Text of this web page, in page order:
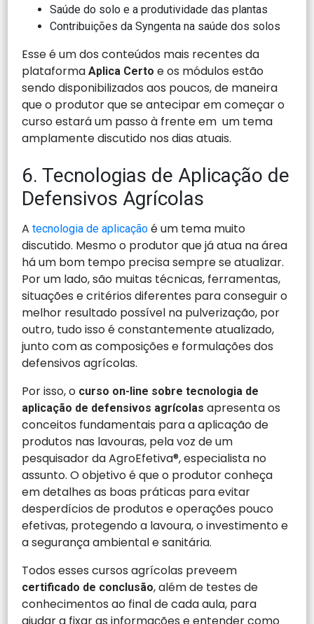
Saúde do solo e a produtividade das plantas
Contribuições da Syngenta na saúde dos solos
Esse é um dos conteúdos mais recentes da
plataformaAplica Certoe os módulos estão
sendo disponibilizados aos poucos, de maneira
que o produtor que se antecipar em começar o
curso estará um passo à frente em um tema
amplamente discutido nos dias atuais.
6. Tecnologias de Aplicação de
Defensivos Agrícolas
Atecnologia de aplicação é um tema muito
discutido. Mesmo o produtor que já atua na área
há um bom tempo precisa sempre se atualizar.
Por um lado, são muitas técnicas, ferramentas,
situações e critérios diferentes para conseguir o
melhor resultado possível na pulverização, por
outro, tudo isso é constantemente atualizado,
junto com as composições e formulações dos
defensivos agrícolas.
Por isso, o curso on-line sobre tecnologia de
aplicação de defensivos agrícolas apresenta os
conceitos fundamentais para a aplicação de
produtos nas lavouras, pela voz de um
pesquisador da AgroEfetiva®, especialista no
assunto. O objetivo é que o produtor conheça
em detalhes as boas práticas para evitar
desperdícios de produtos e operações pouco
efetivas, protegendo a lavoura, o investimento e
a segurança ambiental e sanitária.
Todos esses cursos agrícolas preveem
certificado de conclusão, além de testes de
conhecimentos ao final de cada aula, para
ajudar a fixar as informações e entender como